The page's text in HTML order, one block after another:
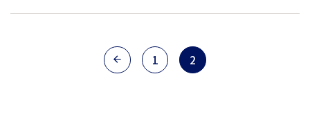
きます。 スタンプ5個でVODが無料、ス
タンプ10個で500円分のQUOカードを
1 2